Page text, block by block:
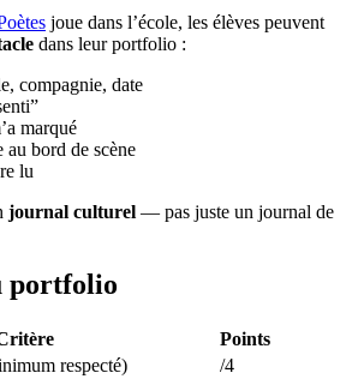
joue dans l’école, les élèves peuvent
dans leur portfolio :
compagnie, date
marqué
au bord de scène
lu
journal culturel — pas juste un journal de
portfolio
Points
respecté)
/4